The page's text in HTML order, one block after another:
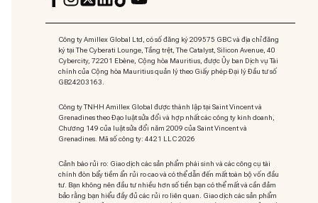
Công ty Amillex Global Ltd, có số đăng ký 209575 GBC và địa chỉ đăng
ký tại The Cyberati Lounge, Tầng trệt, The Catalyst, Silicon Avenue, 40
Cybercity, 72201 Ebène, Cộng hòa Mauritius, được Ủy ban Dịch vụ Tài
chính của Cộng hòa Mauritius quản lý theo Giấy phép Đại lý Đầu tư số
GB24203163.
Công ty TNHH Amillex Global được thành lập tại Saint Vincent và
Grenadines theo Đạo luật sửa đổi và hợp nhất các công ty kinh doanh,
Chương 149 của luật sửa đổi năm 2009 của Saint Vincent và
Grenadines. Mã số công ty: 4421 LLC 2026
Cảnh báo rủi ro: Giao dịch các sản phẩm phái sinh và các công cụ tài
chính đòn bẩy tiềm ẩn rủi ro cao và có thể dẫn đến mất toàn bộ vốn đầu
tư. Bạn không nên đầu tư nhiều hơn số tiền bạn có thể mất và cần đảm
bảo rằng bạn hiểu đầy đủ các rủi ro liên quan. Giao dịch các sản phẩm